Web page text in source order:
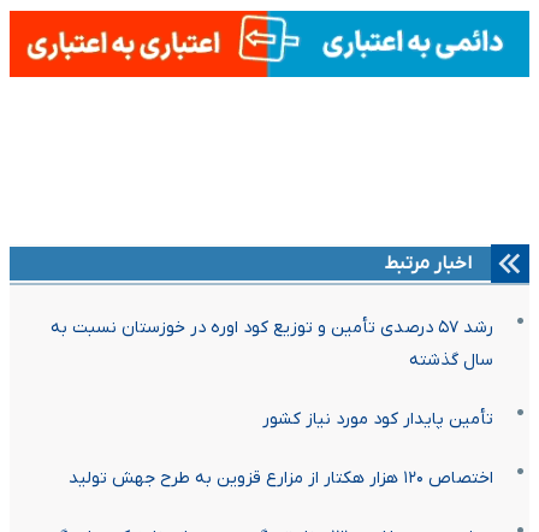
اخبار مرتبط
رشد ۵۷ درصدی تأمین و توزیع کود اوره در خوزستان نسبت به
سال گذشته
تأمین پایدار کود مورد نیاز کشور
اختصاص ۱۲۰ هزار هکتار از مزارع قزوین به طرح جهش تولید